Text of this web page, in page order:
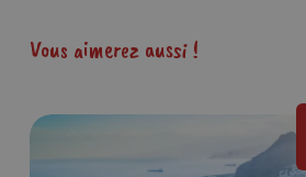
Vous aimerez aussi !
votre